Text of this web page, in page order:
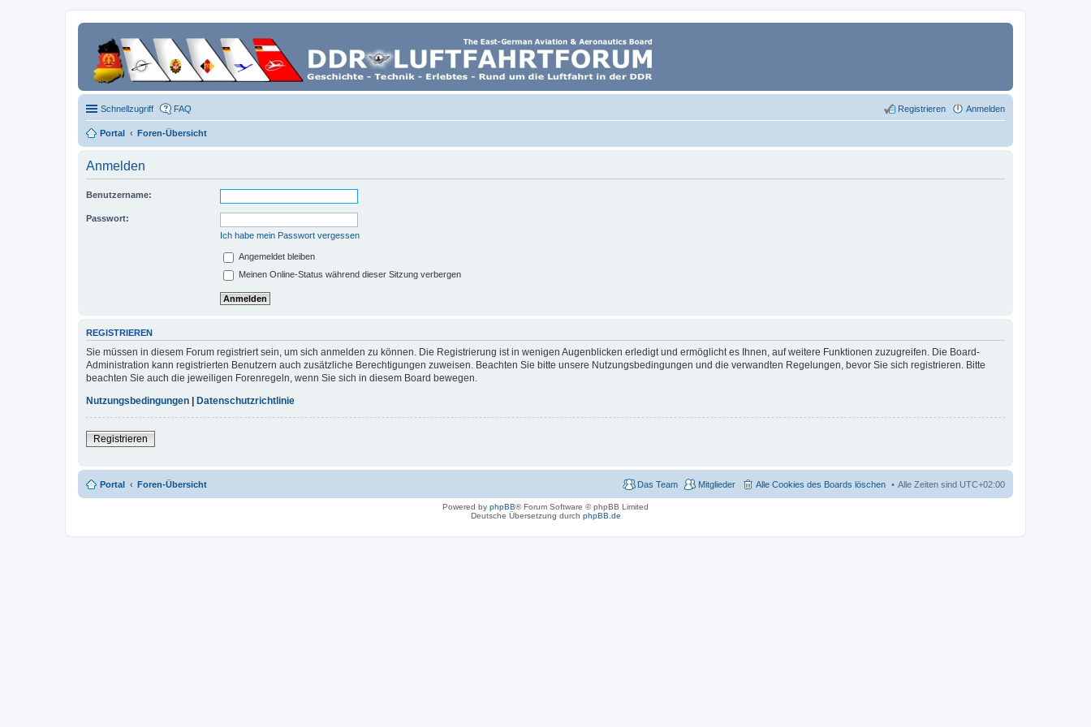
Schnellzugriff FAQ Anmelden
Registrieren
Portal Foren-Übersicht
Anmelden
Benutzername:
Passwort:
Ich habe mein Passwort vergessen
Angemeldet bleiben
Meinen Online-Status während dieser Sitzung verbergen
REGISTRIEREN
Sie müssen in diesem Forum registriert sein, um sich anmelden zu können. Die Registrierung ist in wenigen Augenblicken erledigt und ermöglicht es Ihnen, auf weitere Funktionen zuzugreifen. Die Board-
Administration kann registrierten Benutzern auch zusätzliche Berechtigungen zuweisen. Beachten Sie bitte unsere Nutzungsbedingungen und die verwandten Regelungen, bevor Sie sich registrieren. Bitte
beachten Sie auch die jeweiligen Forenregeln, wenn Sie sich in diesem Board bewegen.
Nutzungsbedingungen | Datenschutzrichtlinie
Registrieren
Portal Foren-Übersicht Alle Zeiten sind UTC+02:00
Alle Cookies des Boards löschen
Mitglieder
Das Team
Powered by phpBB® Forum Software © phpBB Limited
Deutsche Übersetzung durch phpBB.de